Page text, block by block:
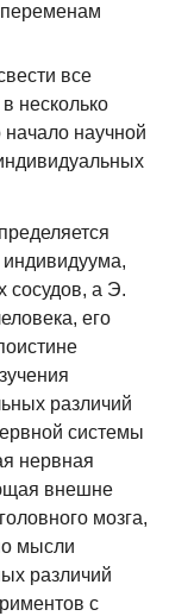
все
несколько
научной
сосудов, а Э.
его
различий
системы
нервная
внешне
мозга,
мысли
различий
с